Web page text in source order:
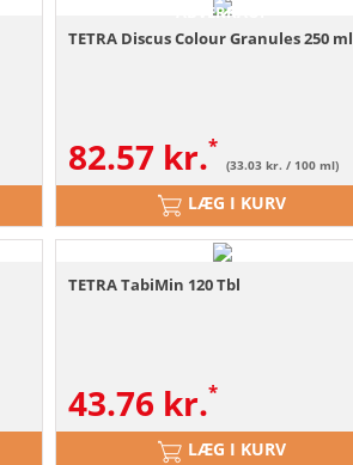
TETRA Discus Colour Granules 250 ml
82.57 kr. (33.03 kr. / 100 ml)
ABVERKAUF
LÆG I KURV
TETRA TabiMin 120 Tbl
43.76 kr.
LÆG I KURV